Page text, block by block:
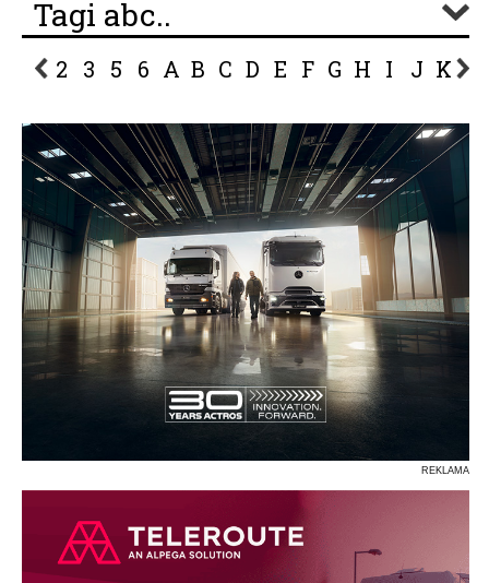
Tagi abc..
2 3 5 6 A B C D E F G H I J K L
REKLAMA